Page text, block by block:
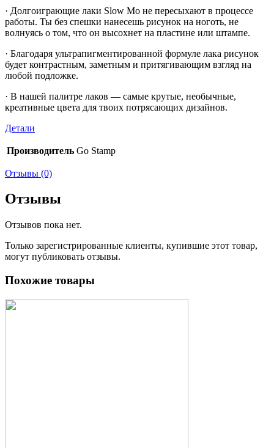
· Долгоиграющие лаки Slow Mo не пересыхают в процессе
работы. Ты без спешки нанесешь рисунок на ноготь, не
волнуясь о том, что он высохнет на пластине или штампе.
· Благодаря ультрапигментированной формуле лака рисунок
будет контрастным, заметным и притягивающим взгляд на
любой подложке.
· В нашей палитре лаков — самые крутые, необычные,
креативные цвета для твоих потрясающих дизайнов.
Детали
Производитель Go Stamp
Отзывы (0)
Отзывы
Отзывов пока нет.
Только зарегистрированные клиенты, купившие этот товар,
могут публиковать отзывы.
Похожие товары